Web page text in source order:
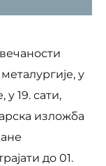
у
у 19. сати,
изложба
до 01.